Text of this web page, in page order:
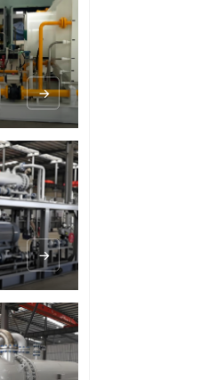

